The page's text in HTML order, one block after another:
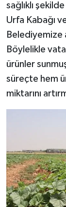
sağlıklı
Urfa Kabağı
Belediyemize
Böylelikle
ürünler
süreçte hem
miktarını